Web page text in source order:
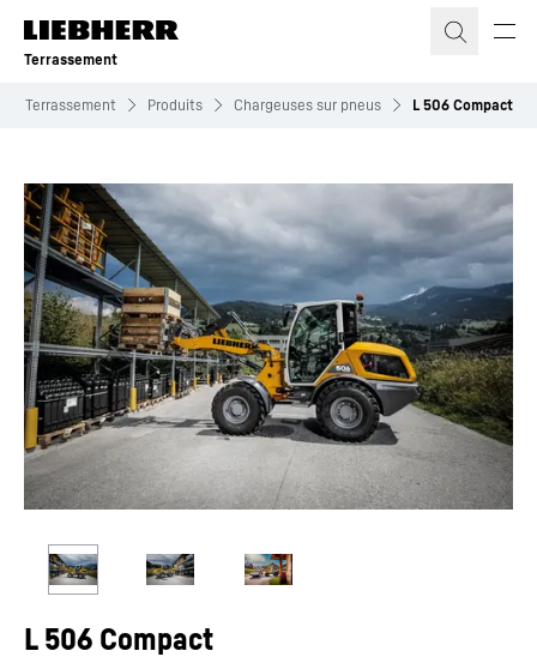
Terrassement
Terrassement Produits Chargeuses sur pneus L 506 Compact
L 506 Compact